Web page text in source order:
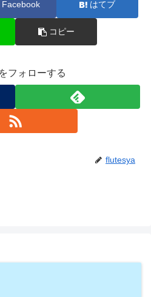
Facebook はてブ
コピー
フォローする
flutesya